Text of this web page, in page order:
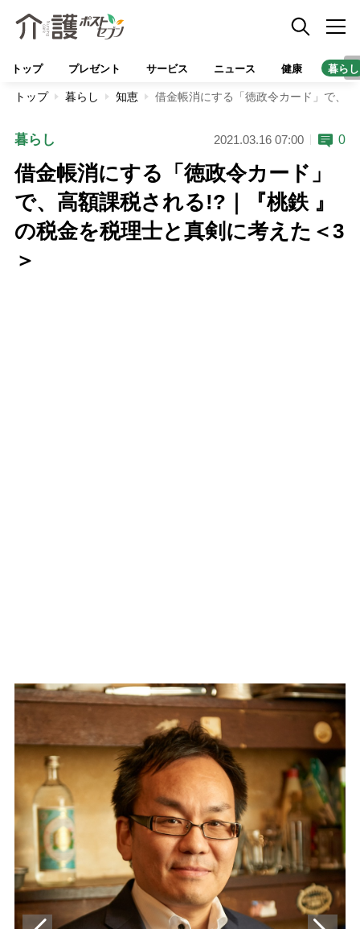
トップ プレゼント サービス ニュース 健康 暮らし
トップ 暮らし 知恵 借金帳消にする「徳政令カード」で、
暮らし 2021.03.16 07:00 0
借金帳消にする「徳政令カード」
で、高額課税される!?｜『桃鉄 』
の税金を税理士と真剣に考えた＜3
＞